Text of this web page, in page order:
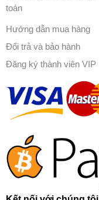
toán
Hướng dẫn mua hàng
Đổi trả và bảo hành
Đăng ký thành viên VIP